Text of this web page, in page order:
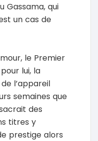
Gassama, qui
un cas de
le Premier
lui, la
l’appareil
semaines que
des
titres y
prestige alors